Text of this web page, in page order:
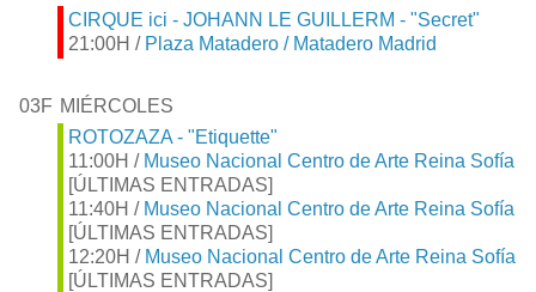
CIRQUE ici - JOHANN LE GUILLERM - "Secret"
21:00H / Plaza Matadero / Matadero Madrid
03F MIÉRCOLES
ROTOZAZA - "Etiquette"
11:00H / Museo Nacional Centro de Arte Reina Sofía
[ÚLTIMAS ENTRADAS]
11:40H / Museo Nacional Centro de Arte Reina Sofía
[ÚLTIMAS ENTRADAS]
12:20H / Museo Nacional Centro de Arte Reina Sofía
[ÚLTIMAS ENTRADAS]